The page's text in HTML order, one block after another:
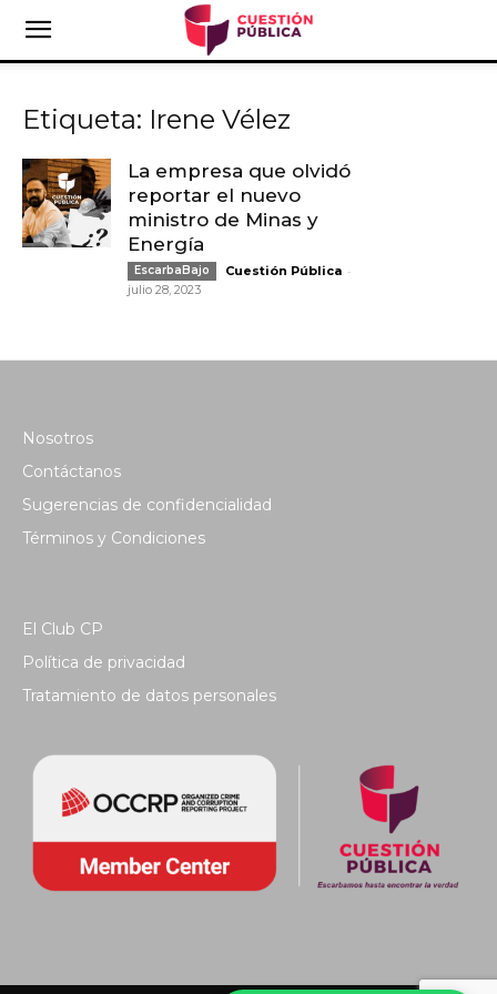
Etiqueta: Irene Vélez
La empresa que olvidó
reportar el nuevo
ministro de Minas y
Energía
EscarbaBajo Cuestión Pública -
julio 28, 2023
Nosotros
Contáctanos
Sugerencias de confidencialidad
Términos y Condiciones
El Club CP
Política de privacidad
Tratamiento de datos personales